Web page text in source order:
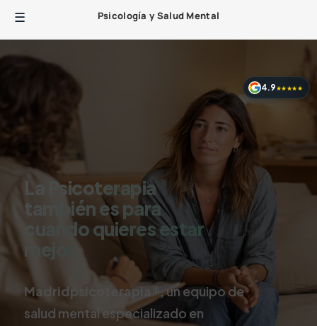
Psicología y Salud Mental
La Psicoterapia
también es para
cuando quieres estar
mejor.
Madridpsicoterapia®,un equipo de
salud mental especializado en
4.9★★★★★